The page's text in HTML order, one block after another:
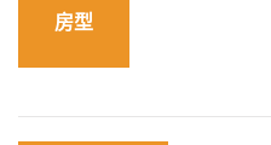
房型